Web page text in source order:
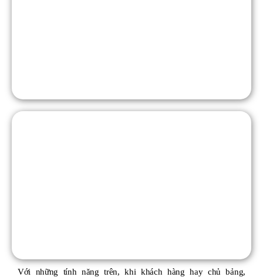
Với những tính năng trên, khi khách hàng hay chủ bảng,